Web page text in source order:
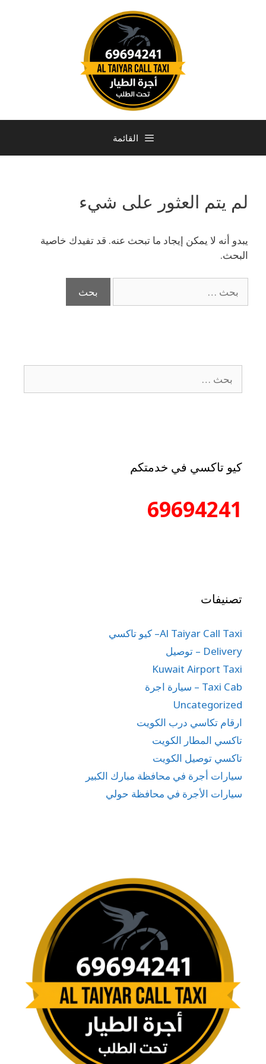
القائمة
لم يتم العثور على شيء
يبدو أنه لا يمكن إيجاد ما تبحث عنه. قد تفيدك خاصية
البحث.
كيو تاكسي في خدمتكم
69694241
تصنيفات
Al Taiyar Call Taxi– كيو تاكسي
Delivery – توصيل
Kuwait Airport Taxi
Taxi Cab – سيارة اجرة
Uncategorized
ارقام تكاسي درب الكويت
تاكسي المطار الكويت
تاكسي توصيل الكويت
سيارات أجرة في محافظة مبارك الكبير
سيارات الأجرة في محافظة حولي